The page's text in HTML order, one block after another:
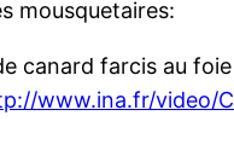
mousquetaires:
canard farcis au
www.ina.fr/video/